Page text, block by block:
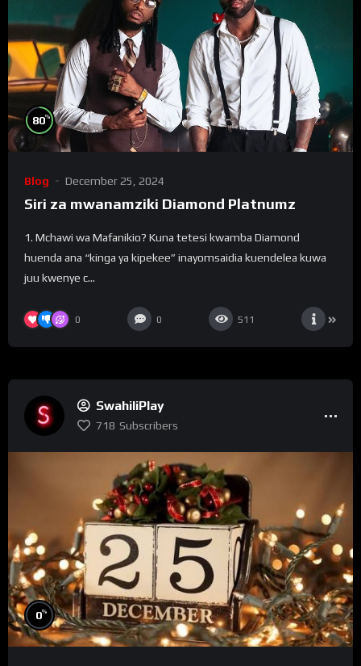
80%
Blog December 25, 2024
Siri za mwanamziki Diamond Platnumz
1. Mchawi wa Mafanikio? Kuna tetesi kwamba Diamond
huenda ana “kinga ya kipekee” inayomsaidia kuendelea kuwa
juu kwenye c...
0 0 511
SwahiliPlay
718 Subscribers
0%